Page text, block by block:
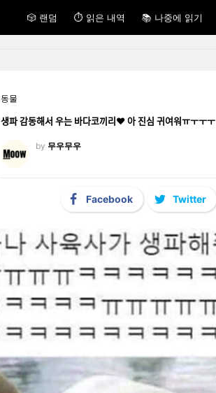
🎲 랜덤 ⏱ 읽은 내역 📚 나중에 읽기
동물
생파 감동해서 우는 바다코끼리❤️ 아 진심 귀여워ㅠㅜㅜㅜ
by 무우무우
Facebook Twitter